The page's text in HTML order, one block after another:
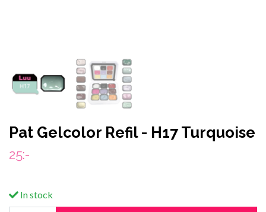
Pat Gelcolor Refil - H17 Turquoise
25:-
In stock